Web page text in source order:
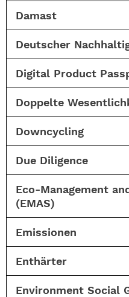
Damast
Deutscher
Digital Product
Doppelte
Downcycling
Due Diligence
Eco-Management
(EMAS)
Emissionen
Enthärter
Environment Social